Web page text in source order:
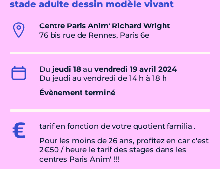
stade adulte dessin modèle vivant
Centre Paris Anim' Richard Wright
76 bis rue de Rennes, Paris 6e
Du jeudi 18 au vendredi 19 avril 2024
Du jeudi au vendredi de 14 h à 18 h
Évènement terminé
tarif en fonction de votre quotient familial.
Pour les moins de 26 ans, profitez en car c'est
2€50 / heure le tarif des stages dans les
centres Paris Anim' !!!